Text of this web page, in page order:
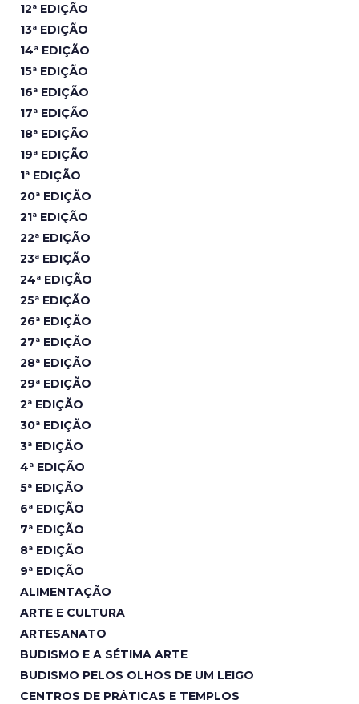
12ª EDIÇÃO
13ª EDIÇÃO
14ª EDIÇÃO
15ª EDIÇÃO
16ª EDIÇÃO
17ª EDIÇÃO
18ª EDIÇÃO
19ª EDIÇÃO
1ª EDIÇÃO
20ª EDIÇÃO
21ª EDIÇÃO
22ª EDIÇÃO
23ª EDIÇÃO
24ª EDIÇÃO
25ª EDIÇÃO
26ª EDIÇÃO
27ª EDIÇÃO
28ª EDIÇÃO
29ª EDIÇÃO
2ª EDIÇÃO
30ª EDIÇÃO
3ª EDIÇÃO
4ª EDIÇÃO
5ª EDIÇÃO
6ª EDIÇÃO
7ª EDIÇÃO
8ª EDIÇÃO
9ª EDIÇÃO
ALIMENTAÇÃO
ARTE E CULTURA
ARTESANATO
BUDISMO E A SÉTIMA ARTE
BUDISMO PELOS OLHOS DE UM LEIGO
CENTROS DE PRÁTICAS E TEMPLOS